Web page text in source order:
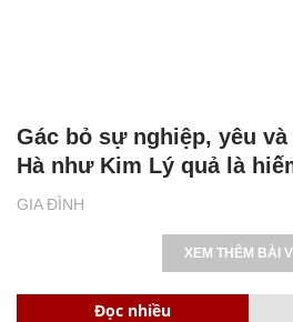
GIA ĐÌNH
Gác bỏ sự nghiệp, yêu
Hà như Kim Lý quả là
XEM THÊM BÀI
Đọc nhiều